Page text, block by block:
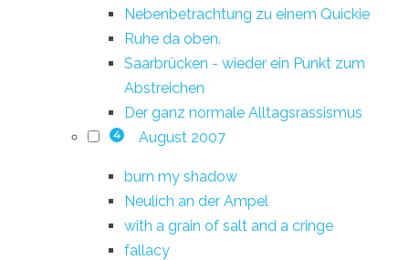
Nebenbetrachtung zu einem Quickie
Ruhe da oben.
Saarbrücken - wieder ein Punkt zum
Abstreichen
Der ganz normale Alltagsrassismus
4 August 2007
burn my shadow
Neulich an der Ampel
with a grain of salt and a cringe
fallacy